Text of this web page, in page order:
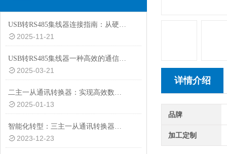
USB转RS485集线器连接指南：从硬件搭建到通信调试全流程
2025-11-21
USB转RS485集线器一种高效的通信转换设备
2025-03-21
二主一从通讯转换器：实现高效数据交互的关键设备
2025-01-13
智能化转型：三主一从通讯转换器助力工业设备互联互通
2023-12-23
详情介绍
品牌
加工定制